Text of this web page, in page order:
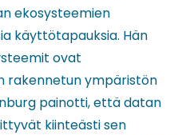
ekosysteemien
käyttötapauksia. Hän
ovat
rakennetun ympäristön
painotti, että datan
kiinteästi sen